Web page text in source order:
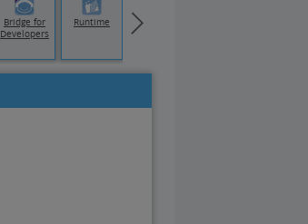
Bridge for
Developers
Runtime